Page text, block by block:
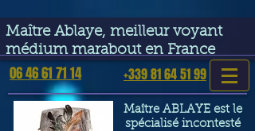
Maître Ablaye, meilleur voyant
médium marabout en France
06 46 61 71 14 +339 81 64 51 99
Maître ABLAYE est le
spécialisé incontesté